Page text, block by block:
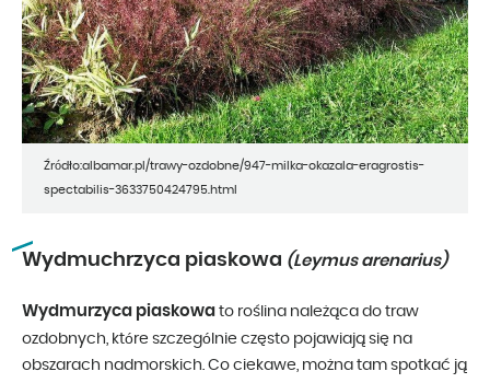
Źródło:albamar.pl/trawy-ozdobne/947-milka-okazala-eragrostis-
spectabilis-3633750424795.html
Wydmuchrzyca piaskowa (Leymus arenarius)
Wydmurzyca piaskowa to roślina należąca do traw
ozdobnych, które szczególnie często pojawiają się na
obszarach nadmorskich. Co ciekawe, można tam spotkać ją